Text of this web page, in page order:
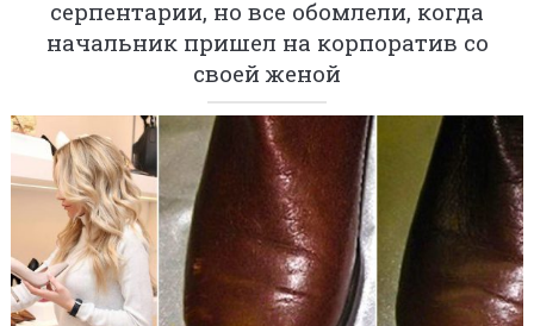
серпентарии, но все обомлели, когда
начальник пришел на корпоратив со
своей женой